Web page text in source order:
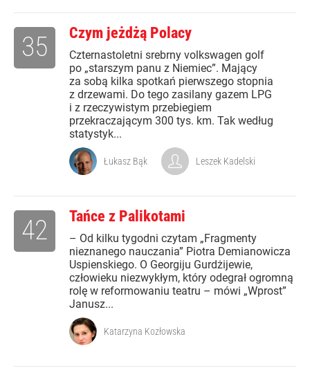
Czym jeżdżą Polacy
Czternastoletni srebrny volkswagen golf
po „starszym panu z Niemiec”. Mający
za sobą kilka spotkań pierwszego stopnia
z drzewami. Do tego zasilany gazem LPG
i z rzeczywistym przebiegiem
przekraczającym 300 tys. km. Tak według
statystyk...
35
Łukasz Bąk Leszek Kadelski
Tańce z Palikotami
– Od kilku tygodni czytam „Fragmenty
nieznanego nauczania” Piotra Demianowicza
Uspienskiego. O Georgiju Gurdżijewie,
człowieku niezwykłym, który odegrał ogromną
rolę w reformowaniu teatru – mówi „Wprost”
Janusz...
42
Katarzyna Kozłowska